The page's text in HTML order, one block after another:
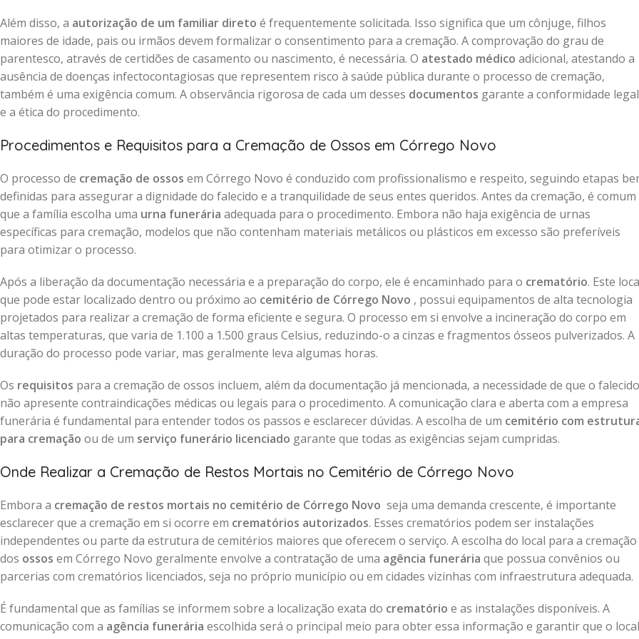
Além disso, a autorização de um familiar direto é frequentemente solicitada. Isso significa que um cônjuge, filhos
maiores de idade, pais ou irmãos devem formalizar o consentimento para a cremação. A comprovação do grau de
parentesco, através de certidões de casamento ou nascimento, é necessária. O atestado médico adicional, atestando a
ausência de doenças infectocontagiosas que representem risco à saúde pública durante o processo de cremação,
também é uma exigência comum. A observância rigorosa de cada um desses documentos garante a conformidade legal
e a ética do procedimento.
Procedimentos e Requisitos para a Cremação de Ossos em Córrego Novo
O processo de cremação de ossos em Córrego Novo é conduzido com profissionalismo e respeito, seguindo etapas
definidas para assegurar a dignidade do falecido e a tranquilidade de seus entes queridos. Antes da cremação, é comum
que a família escolha uma urna funerária adequada para o procedimento. Embora não haja exigência de urnas
específicas para cremação, modelos que não contenham materiais metálicos ou plásticos em excesso são preferíveis
para otimizar o processo.
Após a liberação da documentação necessária e a preparação do corpo, ele é encaminhado para o crematório. Este
que pode estar localizado dentro ou próximo ao cemitério de Córrego Novo , possui equipamentos de alta tecnologia
projetados para realizar a cremação de forma eficiente e segura. O processo em si envolve a incineração do corpo em
altas temperaturas, que varia de 1.100 a 1.500 graus Celsius, reduzindo-o a cinzas e fragmentos ósseos pulverizados. A
duração do processo pode variar, mas geralmente leva algumas horas.
Os requisitos para a cremação de ossos incluem, além da documentação já mencionada, a necessidade de que o falecido
não apresente contraindicações médicas ou legais para o procedimento. A comunicação clara e aberta com a empresa
funerária é fundamental para entender todos os passos e esclarecer dúvidas. A escolha de um cemitério com
para cremação ou de um serviço funerário licenciado garante que todas as exigências sejam cumpridas.
Onde Realizar a Cremação de Restos Mortais no Cemitério de Córrego Novo
Embora a cremação de restos mortais no cemitério de Córrego Novo seja uma demanda crescente, é importante
esclarecer que a cremação em si ocorre em crematórios autorizados. Esses crematórios podem ser instalações
independentes ou parte da estrutura de cemitérios maiores que oferecem o serviço. A escolha do local para a cremação
dos ossos em Córrego Novo geralmente envolve a contratação de uma agência funerária que possua convênios ou
parcerias com crematórios licenciados, seja no próprio município ou em cidades vizinhas com infraestrutura adequada.
É fundamental que as famílias se informem sobre a localização exata do crematório e as instalações disponíveis. A
comunicação com a agência funerária escolhida será o principal meio para obter essa informação e garantir que o local